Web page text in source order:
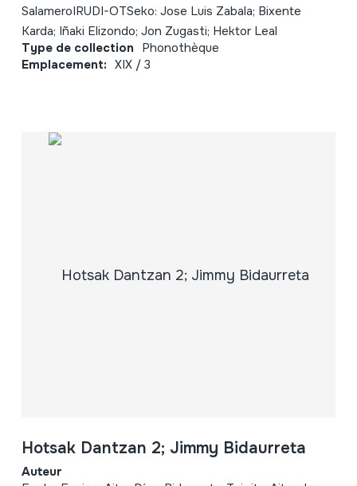
SalameroIRUDI-OTSeko: Jose Luis Zabala; Bixente
Karda; Iñaki Elizondo; Jon Zugasti; Hektor Leal
Type de collection Phonothèque
Emplacement: XIX / 3
Hotsak Dantzan 2; Jimmy Bidaurreta
Auteur